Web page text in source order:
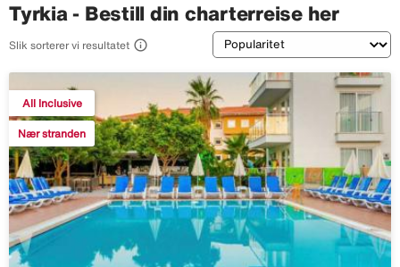
Tyrkia - Bestill din charterreise her
Slik sorterer vi resultatet  Sortering
All Inclusive
Nær stranden